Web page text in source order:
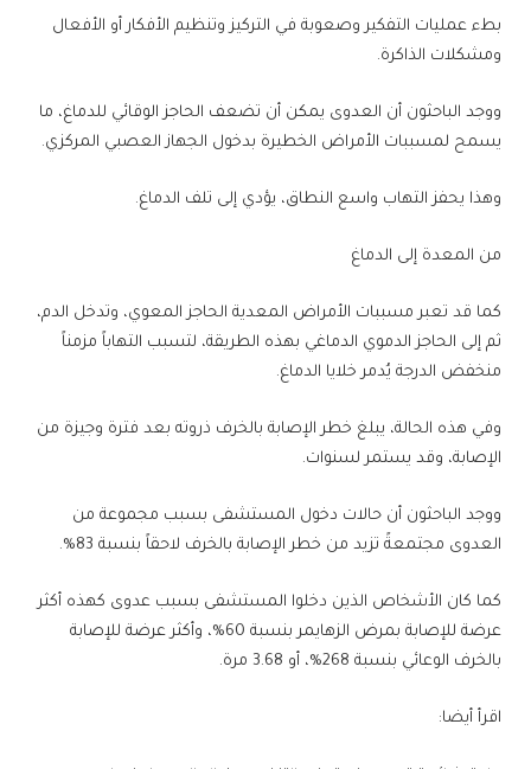
بطء عمليات التفكير وصعوبة في التركيز وتنظيم الأفكار أو الأفعال
ومشكلات الذاكرة.
ووجد الباحثون أن العدوى يمكن أن تضعف الحاجز الوقائي للدماغ، ما
يسمح لمسببات الأمراض الخطيرة بدخول الجهاز العصبي المركزي.
وهذا يحفز التهاب واسع النطاق، يؤدي إلى تلف الدماغ.
من المعدة إلى الدماغ
كما قد تعبر مسببات الأمراض المعدية الحاجز المعوي، وتدخل الدم،
ثم إلى الحاجز الدموي الدماغي بهذه الطريقة، لتسبب التهاباً مزمناً
منخفض الدرجة يُدمر خلايا الدماغ.
وفي هذه الحالة، يبلغ خطر الإصابة بالخرف ذروته بعد فترة وجيزة من
الإصابة، وقد يستمر لسنوات.
ووجد الباحثون أن حالات دخول المستشفى بسبب مجموعة من
العدوى مجتمعةً تزيد من خطر الإصابة بالخرف لاحقاً بنسبة 83%.
كما كان الأشخاص الذين دخلوا المستشفى بسبب عدوى كهذه أكثر
عرضة للإصابة بمرض الزهايمر بنسبة 60%، وأكثر عرضة للإصابة
بالخرف الوعائي بنسبة 268%، أو 3.68 مرة.
اقرأ أيضا: